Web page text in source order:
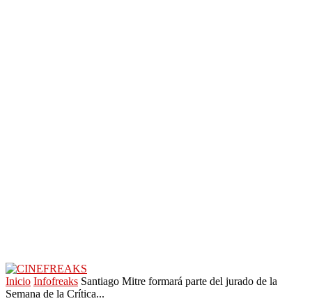
Inicio Infofreaks Santiago Mitre formará parte del jurado de la
Semana de la Crítica...